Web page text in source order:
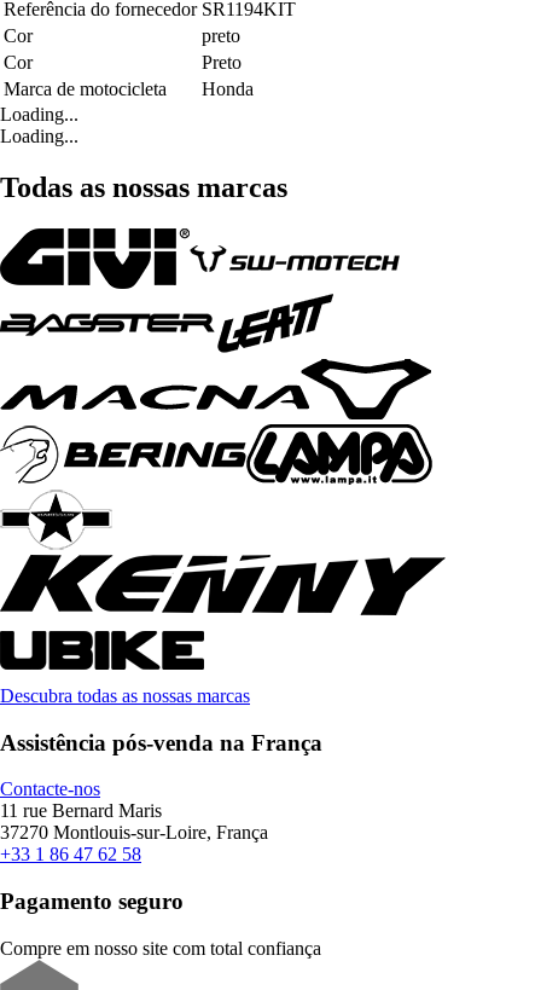
Referência do fornecedor SR1194KIT
Cor
preto
Cor
Preto
Marca de motocicleta
Honda
Loading...
Loading...
Todas as nossas marcas
Descubra todas as nossas marcas
Assistência pós-venda na França
Contacte-nos
11 rue Bernard Maris
37270 Montlouis-sur-Loire, França
+33 1 86 47 62 58
Pagamento seguro
Compre em nosso site com total confiança